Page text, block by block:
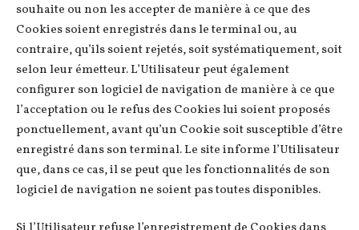
souhaite ou non les accepter de manière à ce que des
Cookies soient enregistrés dans le terminal ou, au
contraire, qu’ils soient rejetés, soit systématiquement, soit
selon leur émetteur. L’Utilisateur peut également
configurer son logiciel de navigation de manière à ce que
l’acceptation ou le refus des Cookies lui soient proposés
ponctuellement, avant qu’un Cookie soit susceptible d’être
enregistré dans son terminal. Le site informe l’Utilisateur
que, dans ce cas, il se peut que les fonctionnalités de son
logiciel de navigation ne soient pas toutes disponibles.